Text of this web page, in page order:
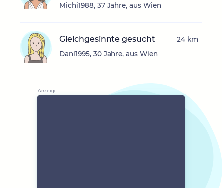
Michi1988, 37 Jahre, aus Wien
Gleichgesinnte gesucht
Dani1995, 30 Jahre, aus Wien
24 km